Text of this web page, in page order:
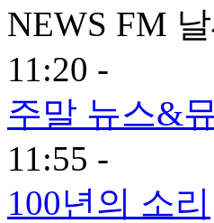
NEWS FM
11:20 -
주말 뉴스&
11:55 -
100년의 소리